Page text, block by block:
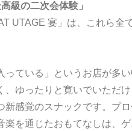
級の二次会体験」
UTAGE 宴」は、これら全
ている」というお店が多
ゆったりと寛いでいただけ
感覚のスナックです。プ
を通じたおもてなしは、